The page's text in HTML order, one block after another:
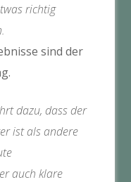
richtig
sind der
dazu, dass der
ist als andere
auch klare